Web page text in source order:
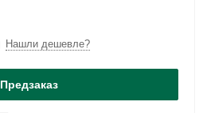
Нашли дешевле?
Предзаказ